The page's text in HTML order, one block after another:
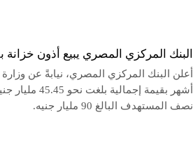
البنك المركزي المصري يبيع أذون خزانة بقيمة 45.45
أشهر بقيمة
نصف المستهدف البالغ 90 مليار جنيه.